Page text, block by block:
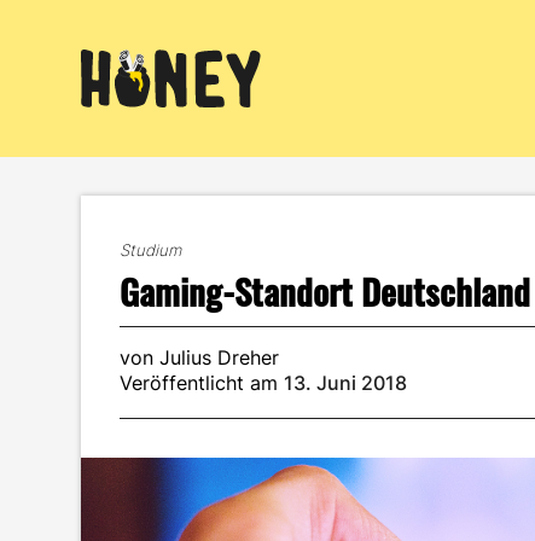
Studium
Gaming-Standort
von Julius Dreher
Veröffentlicht am 13. Juni 2018